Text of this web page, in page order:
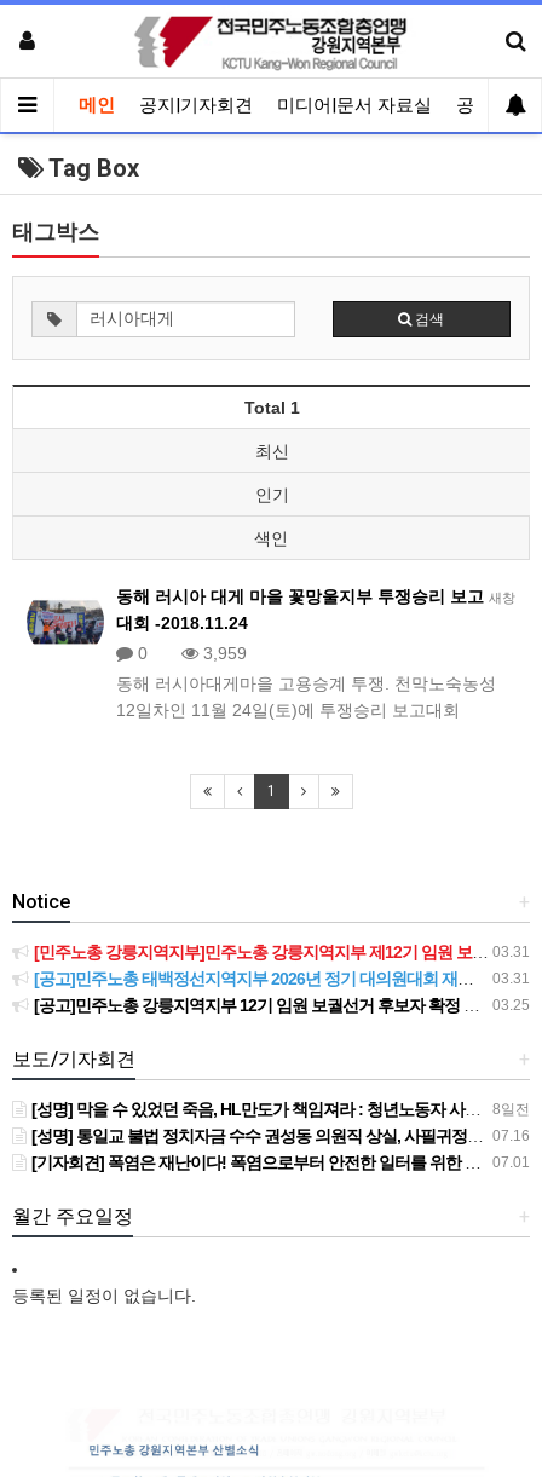
메인 공지|기자회견 미디어|문서 자료실 공유게시
Tag Box
태그박스
검색
Total 1
최신
인기
색인
새창
동해 러시아 대게 마을 꽃망울지부 투쟁승리 보고
대회 -2018.11.24
0
3,959
동해 러시아대게마을 고용승계 투쟁. 천막노숙농성
12일차인 11월 24일(토)에 투쟁승리 보고대회
1
+
Notice
03.31
[민주노총 강릉지역지부]민주노총 강릉지역지부 제12기 임원 보궐선거결과 공고
03.31
[공고]민주노총 태백정선지역지부 2026년 정기 대의원대회 재소집 건
03.25
[공고]민주노총 강릉지역지부 12기 임원 보궐선거 후보자 확정 공고
+
보도/기자회견
8일전
[성명] 막을 수 있었던 죽음, HL만도가 책임져라 : 청년노동자 사망사고의 철저한 진상규명과 재발방지 대책 마련하라
07.16
[성명] 통일교 불법 정치자금 수수 권성동 의원직 상실, 사필귀정이다
07.01
[기자회견] 폭염은 재난이다! 폭염으로부터 안전한 일터를 위한 민주노총 강원지역본부 폭염감시단 선포 기자회견
+
월간 주요일정
등록된 일정이 없습니다.